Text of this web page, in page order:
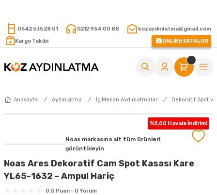
0542 535 28 01 0212 954 00 88
kozaydinlatma@gmail.com
Kargo Takibi
ONLİNE KATALOG
Anasayfa Aydınlatma İç Mekan Aydınlatmalar Dekoratif Spot
%2,00 Havale İndirimi
Noas markasına ait tüm ürünleri
görüntüleyin
Noas Ares Dekoratif Cam Spot Kasası Kare
YL65-1632 - Ampul Hariç
0.0 Puan - 0 Yorum